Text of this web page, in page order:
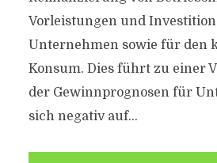
Vorleistungen und
Unternehmen sowie für den
Konsum. Dies führt zu einer
der Gewinnprognosen für
sich negativ auf...